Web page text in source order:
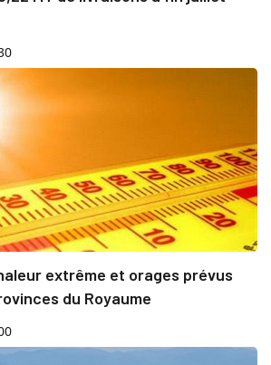
extrême et orages prévus
du Royaume